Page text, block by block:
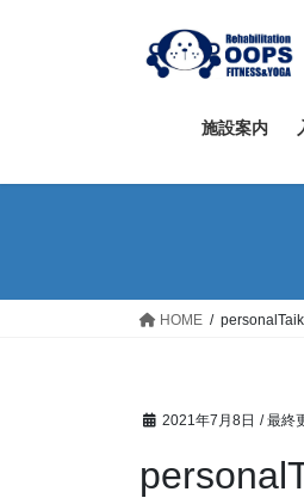
ス
ン
施設案内
HOME
2021年7月8日 / 最終